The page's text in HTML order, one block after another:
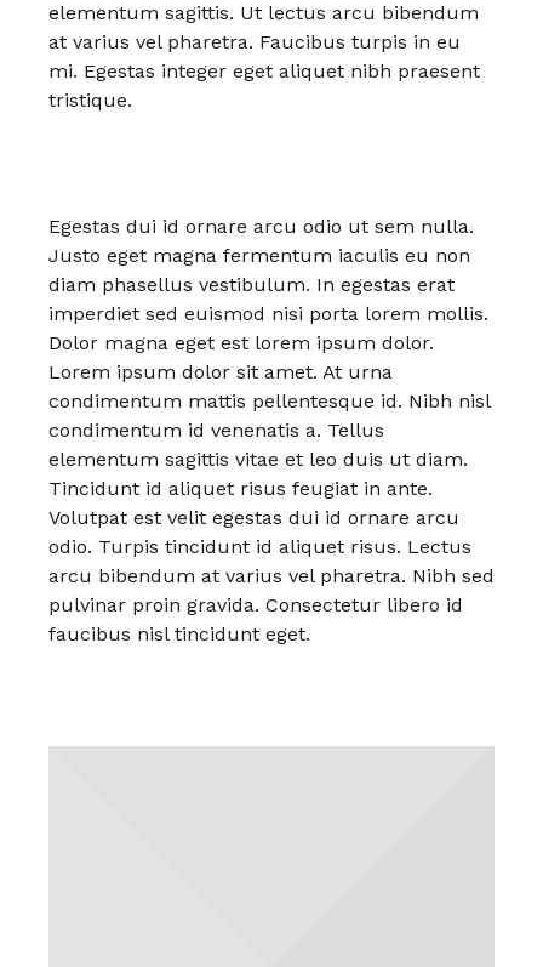
elementum sagittis. Ut lectus arcu bibendum
at varius vel pharetra. Faucibus turpis in eu
mi. Egestas integer eget aliquet nibh praesent
tristique.
Egestas dui id ornare arcu odio ut sem nulla.
Justo eget magna fermentum iaculis eu non
diam phasellus vestibulum. In egestas erat
imperdiet sed euismod nisi porta lorem mollis.
Dolor magna eget est lorem ipsum dolor.
Lorem ipsum dolor sit amet. At urna
condimentum mattis pellentesque id. Nibh nisl
condimentum id venenatis a. Tellus
elementum sagittis vitae et leo duis ut diam.
Tincidunt id aliquet risus feugiat in ante.
Volutpat est velit egestas dui id ornare arcu
odio. Turpis tincidunt id aliquet risus. Lectus
arcu bibendum at varius vel pharetra. Nibh sed
pulvinar proin gravida. Consectetur libero id
faucibus nisl tincidunt eget.